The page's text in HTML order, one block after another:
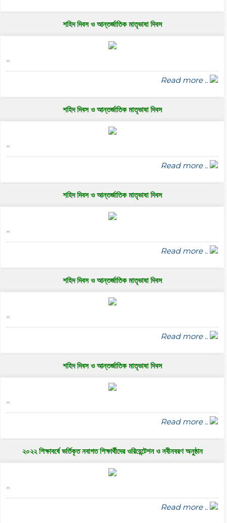
শহিদ দিবস ও আন্তর্জাতিক মাতৃভাষা দিবস
..
Read more ..
শহিদ দিবস ও আন্তর্জাতিক মাতৃভাষা দিবস
..
Read more ..
শহিদ দিবস ও আন্তর্জাতিক মাতৃভাষা দিবস
..
Read more ..
শহিদ দিবস ও আন্তর্জাতিক মাতৃভাষা দিবস
..
Read more ..
শহিদ দিবস ও আন্তর্জাতিক মাতৃভাষা দিবস
..
Read more ..
২০২২ শিক্ষাবর্ষে ভর্তিকৃত নবাগত শিক্ষার্থীদের ওরিয়েন্টেশন ও নবীনবরণ অনুষ্ঠান
..
Read more ..